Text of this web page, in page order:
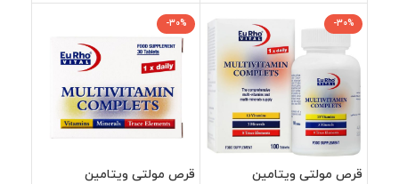
-30%
قرص مولتی ویتامین
-30%
قرص مولتی ویتامین